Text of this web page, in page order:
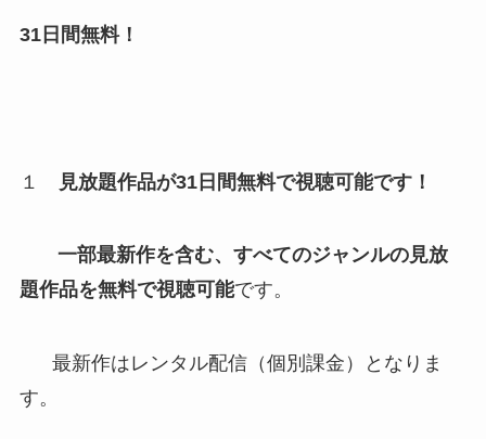
31日間無料！
１ 見放題作品が31日間無料で視聴可能です！
一部最新作を含む、すべてのジャンルの見放
題作品を無料で視聴可能です。
最新作はレンタル配信（個別課金）となりま
す。